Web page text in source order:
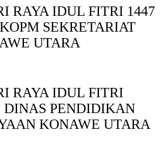
RAYA IDUL FITRI 1447
SEKRETARIAT
UTARA
RAYA IDUL FITRI
DINAS PENDIDIKAN
KONAWE UTARA